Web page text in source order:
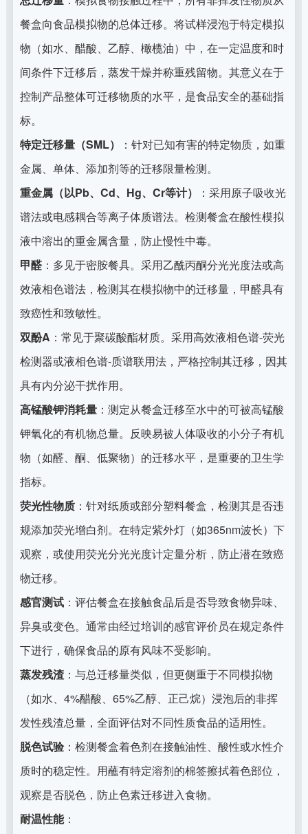
餐盒向食品模拟物的总体迁移。将试样浸泡于特定模拟
物（如水、醋酸、乙醇、橄榄油）中，在一定温度和时
间条件下迁移后，蒸发干燥并称重残留物。其意义在于
控制产品整体可迁移物质的水平，是食品安全的基础指
标。
特定迁移量（SML）
：针对已知有害的特定物质，如重
金属、单体、添加剂等的迁移限量检测。
重金属（以Pb、Cd、Hg、Cr等计）
：采用原子吸收光
谱法或电感耦合等离子体质谱法。检测餐盒在酸性模拟
液中溶出的重金属含量，防止慢性中毒。
甲醛：多见于密胺餐具。采用乙酰丙酮分光光度法或高
效液相色谱法，检测其在模拟物中的迁移量，甲醛具有
致癌性和致敏性。
双酚A ：常见于聚碳酸酯材质。采用高效液相色谱-荧光
检测器或液相色谱-质谱联用法，严格控制其迁移，因其
具有内分泌干扰作用。
高锰酸钾消耗量：测定从餐盒迁移至水中的可被高锰酸
钾氧化的有机物总量。反映易被人体吸收的小分子有机
物（如醛、酮、低聚物）的迁移水平，是重要的卫生学
指标。
荧光性物质：针对纸质或部分塑料餐盒，检测其是否违
规添加荧光增白剂。在特定紫外灯（如365nm波长）下
观察，或使用荧光分光光度计定量分析，防止潜在致癌
物迁移。
感官测试：评估餐盒在接触食品后是否导致食物异味、
异臭或变色。通常由经过培训的感官评价员在规定条件
下进行，确保食品的原有风味不受影响。
蒸发残渣：与总迁移量类似，但更侧重于不同模拟物
（如水、4%醋酸、65%乙醇、正己烷）浸泡后的非挥
发性残渣总量，全面评估对不同性质食品的适用性。
脱色试验：检测餐盒着色剂在接触油性、酸性或水性介
质时的稳定性。用蘸有特定溶剂的棉签擦拭着色部位，
观察是否脱色，防止色素迁移进入食物。
耐温性能：